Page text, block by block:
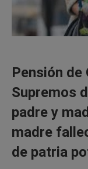
Pensión de
Supremos
padre y
madre
de patria